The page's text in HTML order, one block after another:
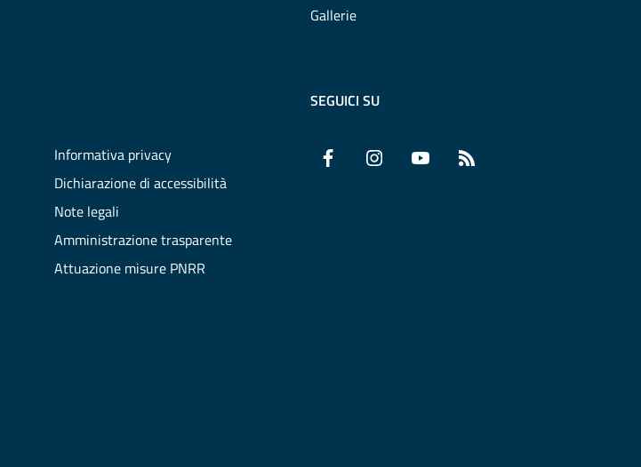
Gallerie
Informativa privacy
Dichiarazione di accessibilità
Note legali
Amministrazione trasparente
Attuazione misure PNRR
SEGUICI SU
Facebook InstagramYouTube